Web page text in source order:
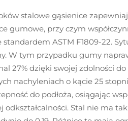
stalowe gąsienice
gumowe, przy czym
ASTM F1809-22.
W tym przypadku gumy
27% dzięki swojej zdolności
nachyleniach o kącie 25
do podłoża, osiągając
Stal nie ma